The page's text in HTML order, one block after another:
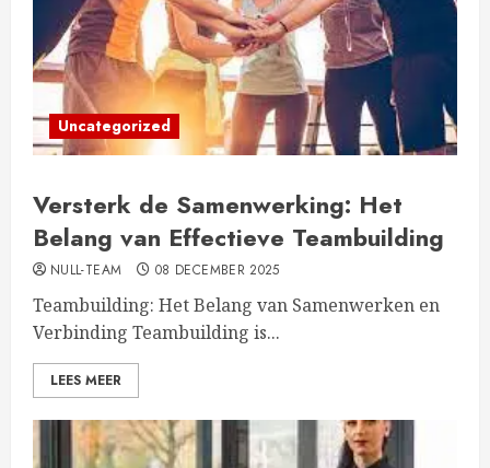
Uncategorized
Versterk de Samenwerking: Het
Belang van Effectieve Teambuilding
NULL-TEAM 08 DECEMBER 2025
Teambuilding: Het Belang van Samenwerken en
Verbinding Teambuilding is...
LEES MEER